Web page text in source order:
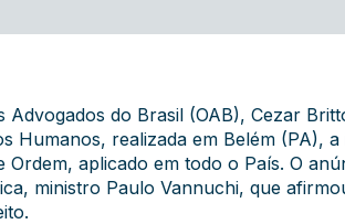
Advogados do Brasil (OAB), Cezar
Humanos, realizada em Belém (PA),
aplicado em todo o País. O
ministro Paulo Vannuchi, que